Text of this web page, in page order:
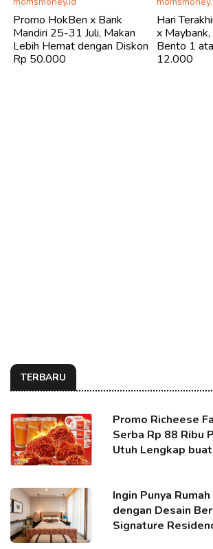
Promo HokBen x Bank
Mandiri 25-31 Juli, Makan
Lebih Hemat dengan Diskon
Rp 50.000
Hari
x
Bento 1
12.000
TERBARU
Promo Richeese
Serba Rp 88 Ribu
Utuh Lengkap
Ingin Punya
dengan Desain
Signature